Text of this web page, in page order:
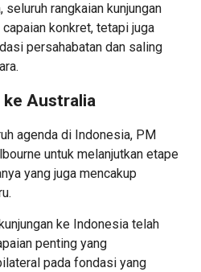
rangkaian kunjungan
konkret, tetapi juga
persahabatan dan saling
ke Australia
agenda di Indonesia, PM
untuk melanjutkan etape
yang juga mencakup
ke Indonesia telah
penting yang
pada fondasi yang